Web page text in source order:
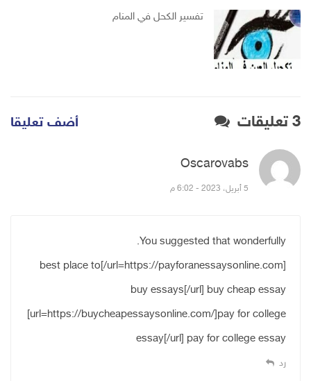
تفسير الكحل في المنام
3 تعليقات أضف تعليقا
Oscarovabs
5 أبريل، 2023 - 6:02 م
You suggested that wonderfully.
[url=https://payforanessaysonline.com/]best place to
buy essays[/url] buy cheap essay
[url=https://buycheapessaysonline.com/]pay for college
essay[/url] pay for college essay
رد